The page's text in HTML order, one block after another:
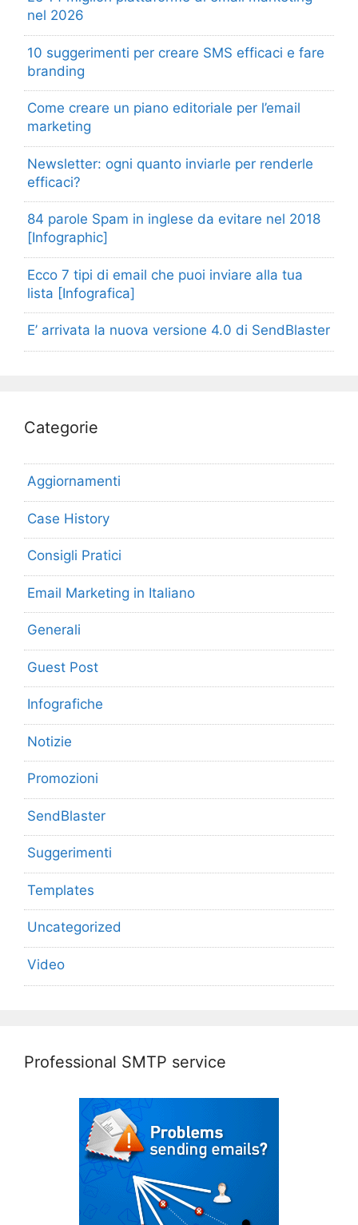
nel 2026
10 suggerimenti per creare SMS efficaci e fare
branding
Come creare un piano editoriale per l’email
marketing
Newsletter: ogni quanto inviarle per renderle
efficaci?
84 parole Spam in inglese da evitare nel 2018
[Infographic]
Ecco 7 tipi di email che puoi inviare alla tua
lista [Infografica]
E’ arrivata la nuova versione 4.0 di SendBlaster
Categorie
Aggiornamenti
Case History
Consigli Pratici
Email Marketing in Italiano
Generali
Guest Post
Infografiche
Notizie
Promozioni
SendBlaster
Suggerimenti
Templates
Uncategorized
Video
Professional SMTP service